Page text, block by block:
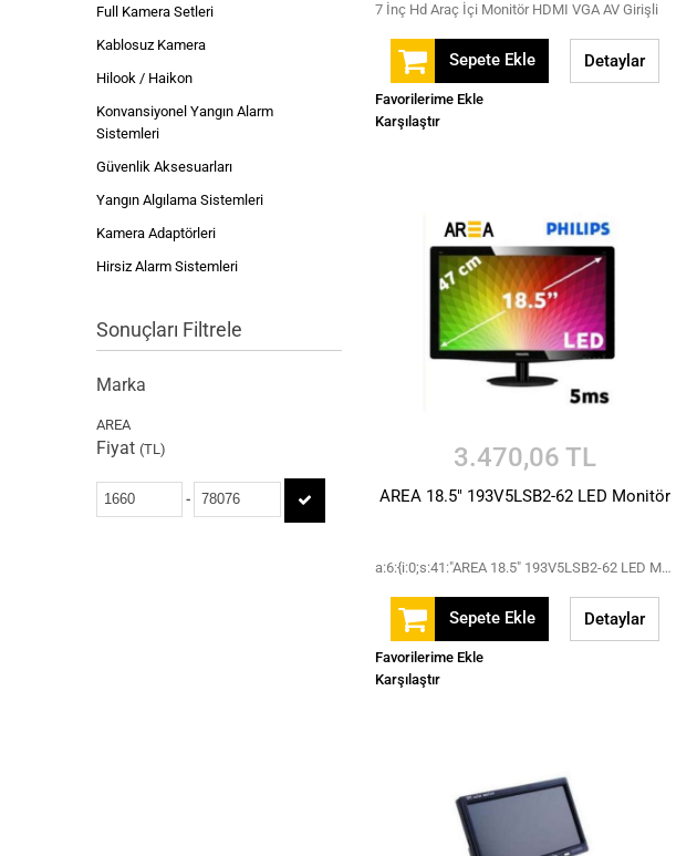
Full Kamera Setleri
Kablosuz Kamera
Hilook / Haikon
Konvansiyonel Yangın Alarm
Sistemleri
Güvenlik Aksesuarları
Yangın Algılama Sistemleri
Kamera Adaptörleri
Hirsiz Alarm Sistemleri
Sonuçları Filtrele
Marka
AREA
Fiyat (TL)
-
7 İnç Hd Araç İçi Monitör HDMI VGA AV Girişli
Sepete Ekle Detaylar
Favorilerime Ekle
Karşılaştır
3.470,06 TL
AREA 18.5" 193V5LSB2-62 LED Monitör
a:6:{i:0;s:41:"AREA 18.5" 193V5LSB2-62 LED Monitör";i:1;s:0:"";i:2;s:0:"";i:3;s:0:"";i:4;s:0:"";i:5;s:0:"";}
Sepete Ekle Detaylar
Favorilerime Ekle
Karşılaştır